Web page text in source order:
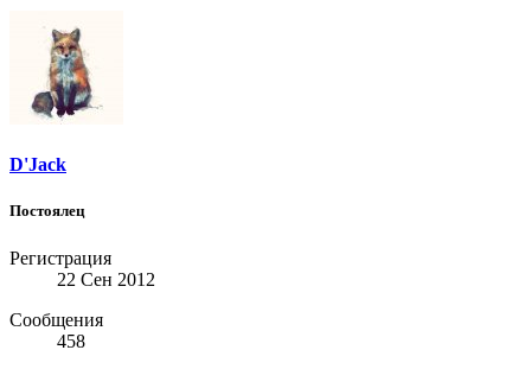
D'Jack
Постоялец
Регистрация
22 Сен 2012
Сообщения
458